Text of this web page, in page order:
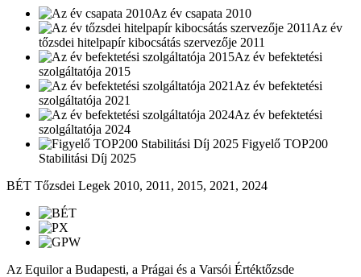
Az év csapata 2010
Az év
tőzsdei hitelpapír kibocsátás szervezője 2011
Az év befektetési
szolgáltatója 2015
Az év befektetési
szolgáltatója 2021
Az év befektetési
szolgáltatója 2024
Figyelő TOP200
Stabilitási Díj 2025
BÉT Tőzsdei Legek 2010, 2011, 2015, 2021, 2024
Az Equilor a Budapesti, a Prágai és a Varsói Értéktőzsde